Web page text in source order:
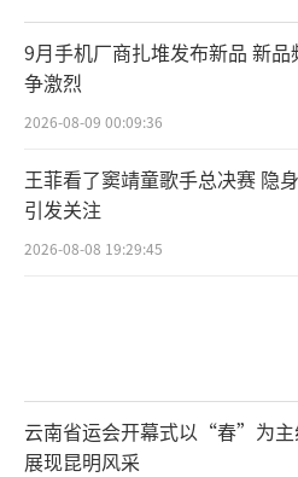
9月手机厂商扎堆发布新品 新品
争激烈
2026-08-09 00:09:36
王菲看了窦靖童歌手总决赛 隐
引发关注
2026-08-08 19:29:45
云南省运会开幕式以“春”为主
展现昆明风采